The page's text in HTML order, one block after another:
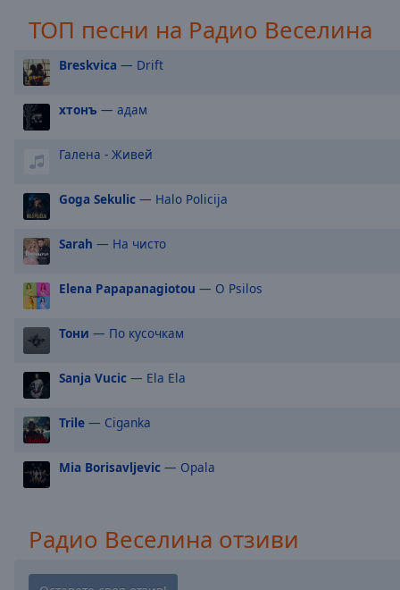
subtitles
dialog
subtitles
off
selected
Audio
Picture-
in-
Picture
Fullscreen
modal
window.
Beginning
dialog
Escape
close
ТОП песни на Радио Веселина
Breskvica — Drift
хтонъ — адам
Галена - Живей
Goga Sekulic — Halo Policija
Sarah — На чисто
Elena Papapanagiotou — O Psilos
Тони — По кусочкам
Sanja Vucic — Ela Ela
Trile — Ciganka
Mia Borisavljevic — Opala
Радио Веселина отзиви